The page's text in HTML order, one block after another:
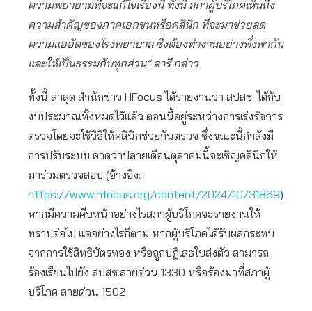
ความพยายามที่จะแก้ไขเรื่องนี้ ทั้งนี้ สภาผู้บริโภคเห็นถึง
ความสำคัญของภาคเอกชนหรือคลินิก ที่จะมาช่วยลด
ความแออัดของโรงพยาบาล ซึ่งต้องทำงานอย่างพึ่งพากัน
และให้เป็นธรรมกับทุกส่วน” สารี กล่าว
ทั้งนี้ ล่าสุด สำนักข่าว HFocus ได้รายงานว่า สปสช. ได้กับ
งบประมาณทั้งหมดไว้แล้ว ตอนนี้อยู่ระหว่างการเร่งรัดการ
ตรวจโดยจะใช้วิธีให้คลินิกช่วยกันตรวจ ซึ่งขณะนี้กำลังมี
การปรับระบบ คาดว่าปลายเดือนตุลาคมนี้จะเชิญคลินิกให้
มาร่วมตรวจสอบ (อ้างอิง:
https://www.hfocus.org/content/2024/10/31869)
หากมีความคืบหน้าอย่างไรสภาผู้บริโภคจะรายงานให้
ทราบต่อไป แต่อย่างไรก็ตาม หากผู้บริโภคได้รับผลกระทบ
จากการใช้สิทธิบัตรทอง หรือถูกปฏิเสธใบส่งตัว สามารถ
ร้องเรียนไปยัง สปสช.สายด่วน 1330 หรือร้องมาที่สภาผู้
บริโภค สายด่วน 1502